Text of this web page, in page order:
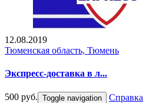
12.08.2019
Тюменская область, Тюмень
Экспресс-доставка в л...
500 руб. Toggle navigation
Справка